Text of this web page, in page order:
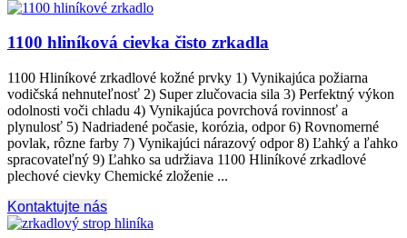
1100 hliníková cievka čisto zrkadla
1100 Hliníkové zrkadlové kožné prvky 1) Vynikajúca požiarna
vodičská nehnuteľnosť 2) Super zlučovacia sila 3) Perfektný výkon
odolnosti voči chladu 4) Vynikajúca povrchová rovinnosť a
plynulosť 5) Nadriadené počasie, korózia, odpor 6) Rovnomerné
povlak, rôzne farby 7) Vynikajúci nárazový odpor 8) Ľahký a ľahko
spracovateľný 9) Ľahko sa udržiava 1100 Hliníkové zrkadlové
plechové cievky Chemické zloženie ...
Kontaktujte nás